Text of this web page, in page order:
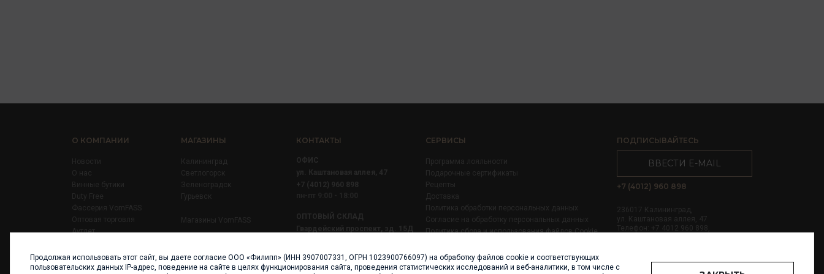
О КОМПАНИИ
Новости
О нас
Винные бутики
Duty Free
Фассерия VomFASS
Оптовая торговля
Аутлет
Карьера
Контакты
МАГАЗИНЫ
Калининград
Светлогорск
Зеленоградск
Гурьевск
Магазины VomFASS
КОНТАКТЫ
ОФИС
ул. Каштановая аллея, 47
+7 (4012) 960 898
ОПТОВЫЙ СКЛАД
Гвардейский проспект, зд. 15Д
пн-пт 8:00 - 17:00
СЕРВИСЫ
Программа лояльности
Подарочные сертификаты
Рецепты
Доставка
Политика обработки персональных данных
Согласие на обработку персональных данных
Политика сбора и использования файлов Cookie
ПОДПИСЫВАЙТЕСЬ
ВВЕСТИ E-MAIL
+7 (4012) 960 898
236017 Калининград,
ул. Каштановая аллея, 47
Телефон: +7 4012 960 898,
Продолжая использовать этот сайт, вы даете согласие ООО «Филипп» (ИНН 3907007331, ОГРН 1023900766097) на обработку файлов cookie и соответствующих
пользовательских данных IP-адрес, поведение на сайте в целях функционирования сайта, проведения статистических исследований и веб-аналитики, в том числе с